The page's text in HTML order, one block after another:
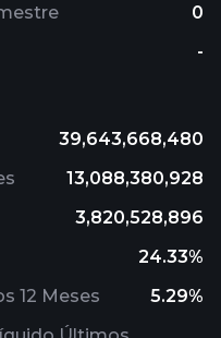
0
-
39,643,668,480
13,088,380,928
3,820,528,896
24.33%
12 Meses
5.29%